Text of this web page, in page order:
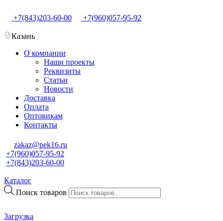
+7(843)203-60-00 +7(960)057-95-92
Казань
О компании
Наши проекты
Реквизиты
Статьи
Новости
Доставка
Оплата
Оптовикам
Контакты
zakaz@pek16.ru
+7(960)057-95-92
+7(843)203-60-00
Каталог
Поиск товаров
Загрузка